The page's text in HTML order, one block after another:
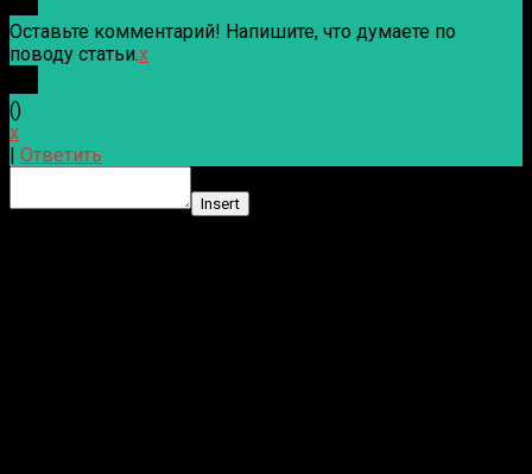
Оставьте комментарий! Напишите, что думаете по
поводу статьи.x
()
x
| Ответить
Insert